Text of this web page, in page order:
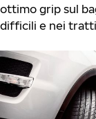
ottimo grip sul
difficili e nei tratti